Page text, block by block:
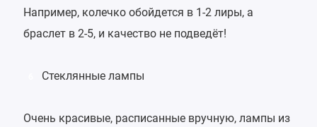
Например, колечко обойдется в 1-2 лиры, а
браслет в 2-5, и качество не подведёт!
Стеклянные лампы
Очень красивые, расписанные вручную, лампы из